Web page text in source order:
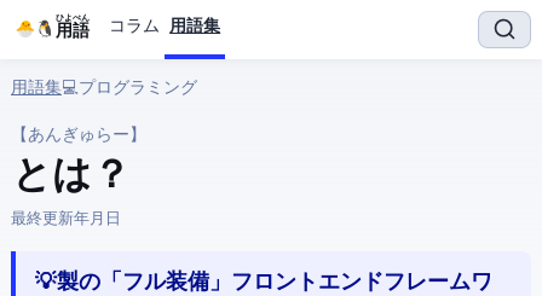
IT用語
ひよぺん コラム 用語集
用語集› 💻 プログラミング › Angular
【あんぎゅらー】
Angular とは？
最終更新:2026年3月25日
💡 Google製の「フル装備」フロントエンドフレームワ